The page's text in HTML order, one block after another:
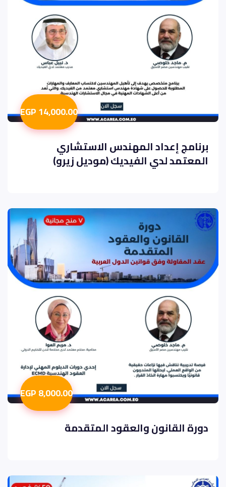
14,000.00 EGP
برنامج إعداد المهندس الاستشاري
المعتمد لدي الفيديك (موديل زيرو)
8,000.00 EGP
دورة القانون والعقود المتقدمة